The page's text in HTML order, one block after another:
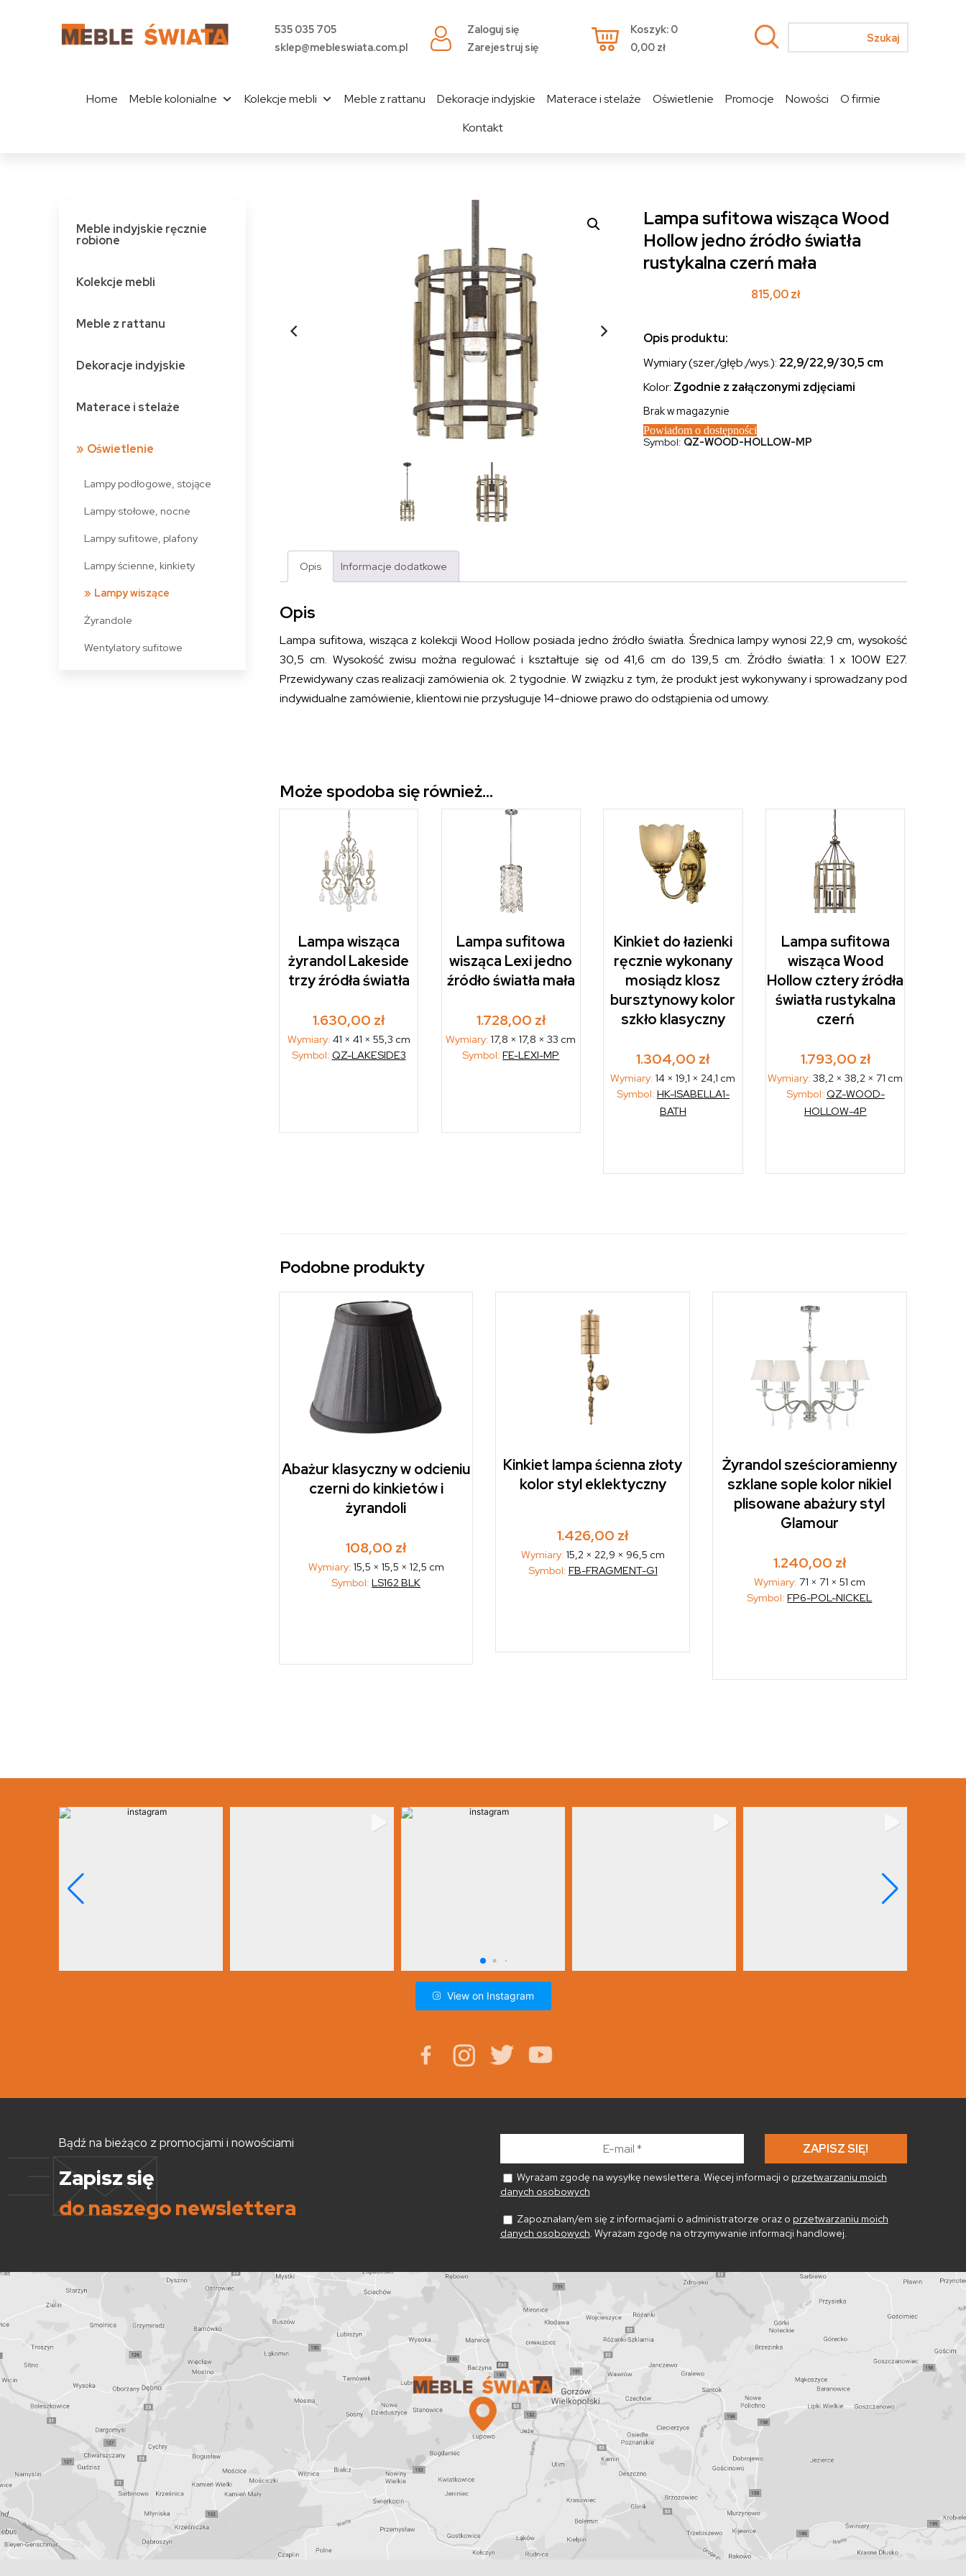
535 035 705
sklep@mebleswiata.com.pl
Zaloguj się
Zarejestruj się
Koszyk: 0
0,00 zł
Home Meble kolonialne Kolekcje mebli Meble z rattanu Dekoracje indyjskie Materace i stelaże Oświetlenie Promocje Nowości
O firmie
Kontakt
Meble indyjskie ręcznie
robione
Kolekcje mebli
Meble z rattanu
Dekoracje indyjskie
Materace i stelaże
Oświetlenie
Lampy podłogowe, stojące
Lampy stołowe, nocne
Lampy sufitowe, plafony
Lampy ścienne, kinkiety
Lampy wiszące
Żyrandole
Wentylatory sufitowe
Lampa sufitowa wisząca Wood
Hollow jedno źródło światła
rustykalna czerń mała
815,00zł
Opis produktu:
Wymiary (szer./głęb./wys.): 22,9/22,9/30,5 cm
Kolor: Zgodnie z załączonymi zdjęciami
Brak w magazynie
Powiadom o dostępności
Symbol: QZ-WOOD-HOLLOW-MP
Opis Informacje dodatkowe
Opis
Lampa sufitowa, wisząca z kolekcji Wood Hollow posiada jedno źródło światła. Średnica lampy wynosi 22,9 cm, wysokość
30,5 cm. Wysokość zwisu można regulować i kształtuje się od 41,6 cm do 139,5 cm. Źródło światła: 1 x 100W E27.
Przewidywany czas realizacji zamówienia ok. 2 tygodnie. W związku z tym, że produkt jest wykonywany i sprowadzany pod
indywidualne zamówienie, klientowi nie przysługuje 14-dniowe prawo do odstąpienia od umowy.
Może spodoba się również…
Lampa wisząca
żyrandol Lakeside
trzy źródła światła
1.630,00 zł
Wymiary: 41 × 41 × 55,3 cm
Symbol: QZ-LAKESIDE3
Lampa sufitowa
wisząca Lexi jedno
źródło światła mała
1.728,00 zł
Wymiary:17,8 × 17,8 × 33 cm
Symbol:FE-LEXI-MP
Kinkiet do łazienki
ręcznie wykonany
mosiądz klosz
bursztynowy kolor
szkło klasyczny
1.304,00 zł
Wymiary:14 × 19,1 × 24,1 cm
Symbol: HK-ISABELLA1-
BATH
Lampa sufitowa
wisząca Wood
Hollow cztery źródła
światła rustykalna
czerń
1.793,00 zł
Wymiary:38,2 × 38,2 × 71 cm
Symbol: QZ-WOOD-
HOLLOW-4P
Podobne produkty
Abażur klasyczny w odcieniu
czerni do kinkietów i
żyrandoli
108,00 zł
Wymiary: 15,5 × 15,5 × 12,5 cm
Symbol:LS162 BLK
Kinkiet lampa ścienna złoty
kolor styl eklektyczny
1.426,00 zł
Wymiary: 15,2 × 22,9 × 96,5 cm
Symbol: FB-FRAGMENT-G1
Żyrandol sześcioramienny
szklane sople kolor nikiel
plisowane abażury styl
Glamour
1.240,00 zł
Wymiary: 71 × 71 × 51 cm
Symbol:FP6-POL-NICKEL
View on Instagram
Bądź na bieżąco z promocjami i nowościami
Zapisz się
do naszego newslettera
*
Wyrażam zgodę na wysyłkę newslettera. Więcej informacji o przetwarzaniu moich
danych osobowych
Zapoznałam/em się z informacjami o administratorze oraz o przetwarzaniu moich
danych osobowych. Wyrażam zgodę na otrzymywanie informacji handlowej.